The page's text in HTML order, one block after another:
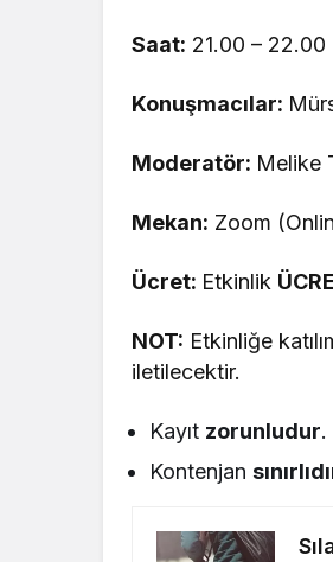
Saat: 21.00 – 22.00
Konuşmacılar:
Moderatör: Melike
Mekan: Zoom
Ücret: Etkinlik
NOT: Etkinliğe
iletilecektir.
Kayıt zorunludur.
Kontenjan